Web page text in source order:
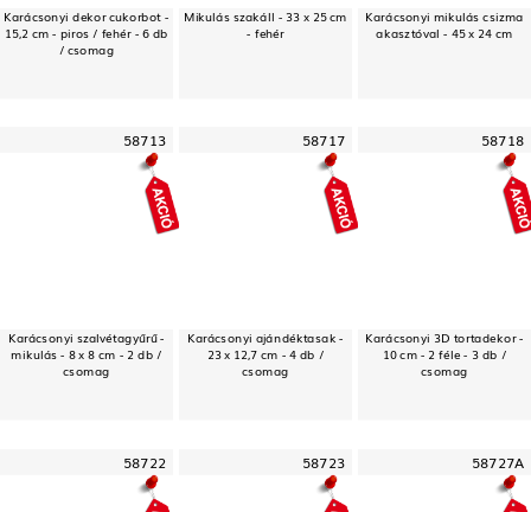
Karácsonyi dekor cukorbot -
15,2 cm - piros / fehér - 6 db
/ csomag
Mikulás szakáll - 33 x 25 cm
- fehér
Karácsonyi mikulás csizma
akasztóval - 45 x 24 cm
58713
Karácsonyi szalvétagyűrű -
mikulás - 8 x 8 cm - 2 db /
csomag
58717
Karácsonyi ajándéktasak -
23 x 12,7 cm - 4 db /
csomag
58718
Karácsonyi 3D tortadekor -
10 cm - 2 féle - 3 db /
csomag
58722 58723 58727A